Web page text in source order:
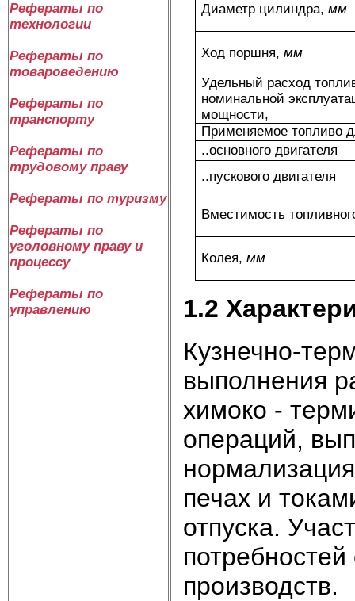
Рефераты по
технологии
Рефераты по
товароведению
Рефераты по
транспорту
Рефераты по
трудовому праву
Рефераты по туризму
Рефераты по
уголовному праву и
процессу
Рефераты по
управлению
Диаметр цилиндра,мм
Ход поршня,мм
Удельный расход
номинальной
мощности,
Применяемое топливо
..основного двигателя
..пускового двигателя
Вместимость
Колея,мм
1.2
Кузнечно-
выполнения
химоко -
операций,
печах и
отпуска.
потребностей
производств.